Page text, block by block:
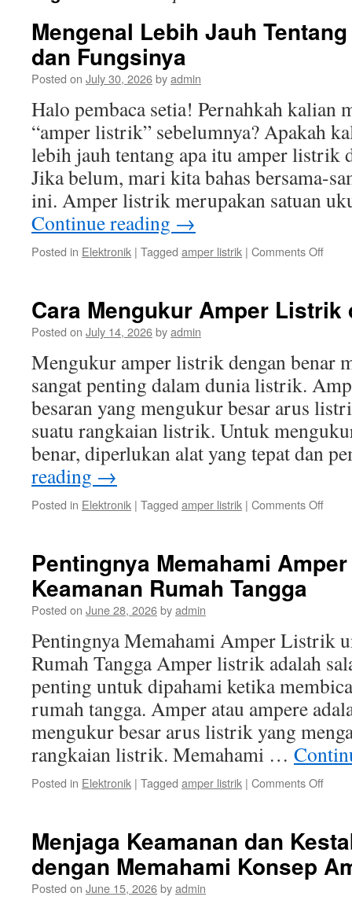
Mengenal Lebih Jauh
dan Fungsinya
Posted on July 30, 2026byadmin
Halo pembaca setia! Pernahkah kalian
“amper listrik” sebelumnya? Apakah
lebih jauh tentang apa itu amper listrik
Jika belum, mari kita bahas bersama-
ini. Amper listrik merupakan satuan
Continue reading →
Posted in Elektronik | Tagged amper listrik | Comments Offon
dan
Cara Mengukur Amper Listrik
Posted on July 14, 2026byadmin
Mengukur amper listrik dengan benar
sangat penting dalam dunia listrik.
besaran yang mengukur besar arus
suatu rangkaian listrik. Untuk
benar, diperlukan alat yang tepat dan
reading →
Posted in Elektronik | Tagged amper listrik | Comments Offon
Listrik
Pentingnya Memahami
Keamanan Rumah Tangga
Posted on June 28, 2026byadmin
Pentingnya Memahami Amper Listrik
Rumah Tangga Amper listrik adalah
penting untuk dipahami ketika
rumah tangga. Amper atau ampere
mengukur besar arus listrik yang
rangkaian listrik. Memahami …
Posted in Elektronik | Tagged amper listrik | Comments Offon
Listrik
untuk
Menjaga Keamanan dan
dengan Memahami Konsep
Posted on June 15, 2026byadmin